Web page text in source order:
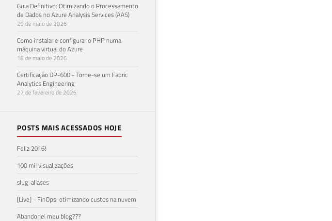
Guia Definitivo: Otimizando o Processamento
de Dados no Azure Analysis Services (AAS)
20 de maio de 2026
Como instalar e configurar o PHP numa
máquina virtual do Azure
18 de maio de 2026
Certificação DP-600 - Torne-se um Fabric
Analytics Engineering
27 de fevereiro de 2026
POSTS MAIS ACESSADOS HOJE
Feliz 2016!
100 mil visualizações
slug-aliases
[Live] - FinOps: otimizando custos na nuvem
Abandonei meu blog???